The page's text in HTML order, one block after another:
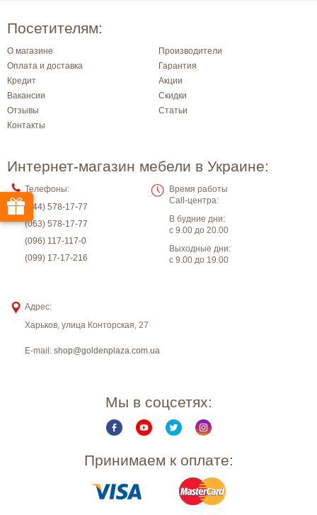
Посетителям:
О магазине
Производители
Оплата и доставка
Гарантия
Кредит
Акции
Вакансии
Скидки
Отзывы
Статьи
Контакты
Интернет-магазин мебели в Украине:
Телефоны:
(044) 578-17-77
(063) 578-17-77
(096) 117-117-0
(099) 17-17-216
Время работы
Call-центра:
В будние дни:
с 9.00 до 20.00
Выходные дни:
с 9.00 до 19.00
Адрес:
Харьков, улица Конторская, 27
E-mail: shop@goldenplaza.com.ua
Мы в соцсетях:
Принимаем к оплате: